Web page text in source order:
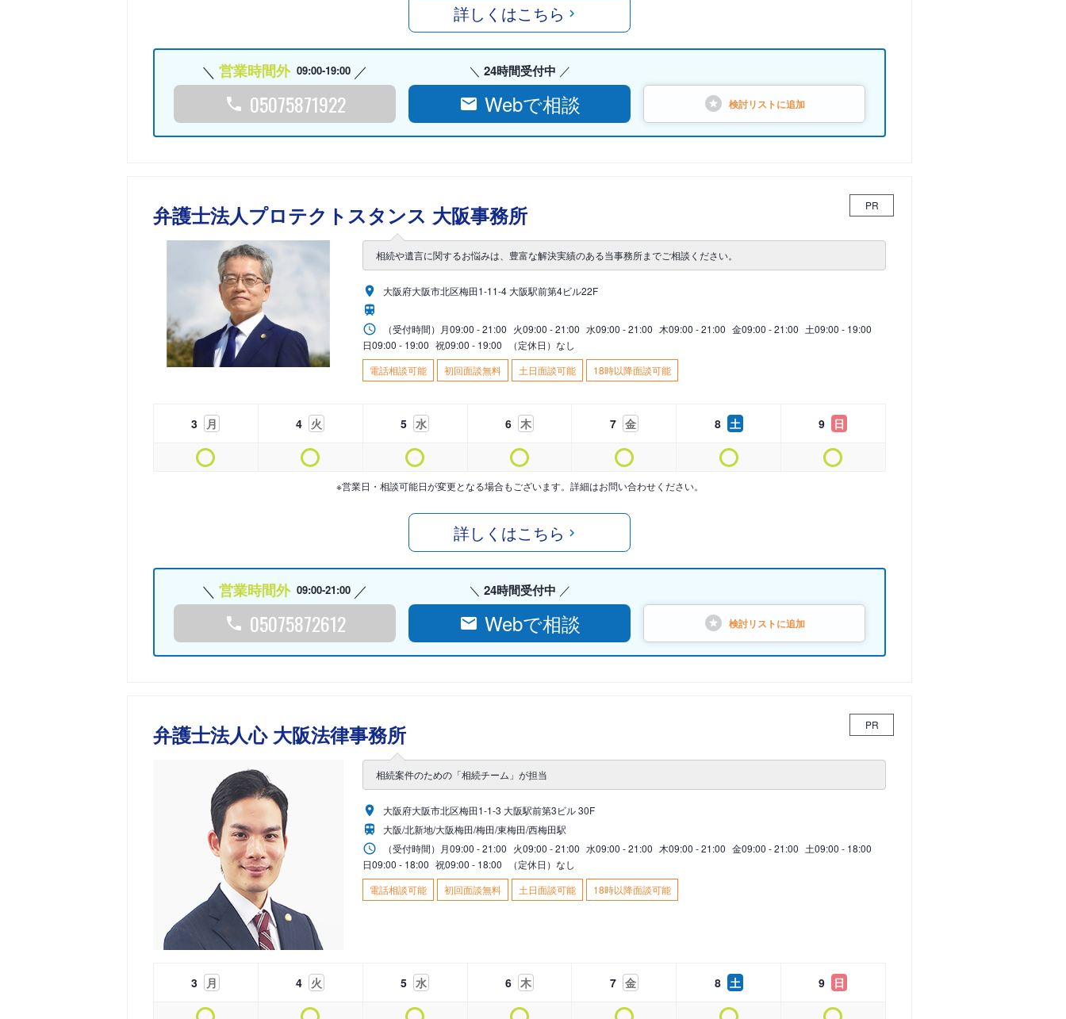
詳しくはこちら
営業時間外 09:00-19:00
05075871922
24時間受付中
Webで相談 検討リストに追加
弁護士法人プロテクトスタンス 大阪事務所 PR
相続や遺言に関するお悩みは、豊富な解決実績のある当事務所までご相談ください。
大阪府大阪市北区梅田1-11-4 大阪駅前第4ビル22F
（受付時間） 月09:00 - 21:00 火09:00 - 21:00 水09:00 - 21:00 木09:00 - 21:00 金09:00 - 21:00 土09:00 - 19:00
日09:00 - 19:00 祝09:00 - 19:00
（定休日）なし
電話相談可能
初回面談無料 土日面談可能 18時以降面談可能
3 月 4 火 5 水 6 木 7 金 8 土 9 日
※営業日・相談可能日が変更となる場合もございます。詳細はお問い合わせください。
詳しくはこちら
営業時間外 09:00-21:00
05075872612
24時間受付中
Webで相談 検討リストに追加
弁護士法人心 大阪法律事務所 PR
相続案件のための「相続チーム」が担当
大阪府大阪市北区梅田1-1-3 大阪駅前第3ビル 30F
大阪/北新地/大阪梅田/梅田/東梅田/西梅田駅
（受付時間） 月09:00 - 21:00 火09:00 - 21:00 水09:00 - 21:00 木09:00 - 21:00 金09:00 - 21:00 土09:00 - 18:00
日09:00 - 18:00 祝09:00 - 18:00
（定休日）なし
電話相談可能
初回面談無料 土日面談可能 18時以降面談可能
3 月 4 火 5 水 6 木 7 金 8 土 9 日